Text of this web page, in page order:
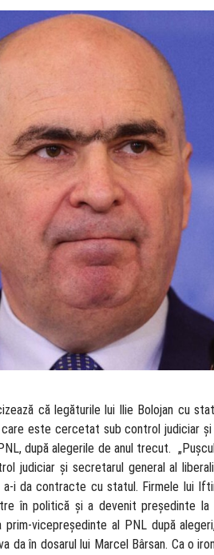
că legăturile lui Ilie Bolojan cu
este cercetat sub control judiciar
după alegerile de anul trecut.
judiciar și secretarul general al
i da contracte cu statul. Firmele lui
în politică și a devenit președinte la
vicepreședinte al PNL după
da în dosarul lui Marcel Bârsan. Ca o